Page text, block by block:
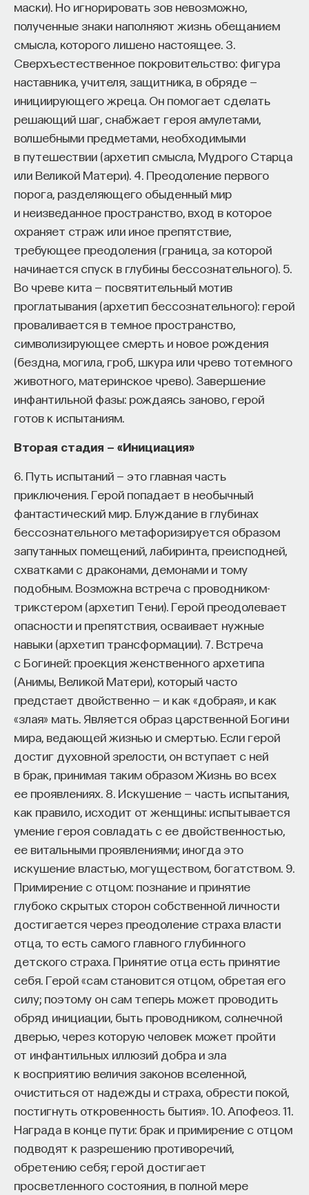
маски). Но игнорировать зов невозможно,
полученные знаки наполняют жизнь обещанием
смысла, которого лишено настоящее. 3.
Сверхъестественное покровительство: фигура
наставника, учителя, защитника, в обряде —
инициирующего жреца. Он помогает сделать
решающий шаг, снабжает героя амулетами,
волшебными предметами, необходимыми
в путешествии (архетип смысла, Мудрого Старца
или Великой Матери). 4. Преодоление первого
порога, разделяющего обыденный мир
и неизведанное пространство, вход в которое
охраняет страж или иное препятствие,
требующее преодоления (граница, за которой
начинается спуск в глубины бессознательного). 5.
Во чреве кита — посвятительный мотив
проглатывания (архетип бессознательного): герой
проваливается в темное пространство,
символизирующее смерть и новое рождения
(бездна, могила, гроб, шкура или чрево тотемного
животного, материнское чрево). Завершение
инфантильной фазы: рождаясь заново, герой
готов к испытаниям.
Вторая стадия — «Инициация»
6. Путь испытаний — это главная часть
приключения. Герой попадает в необычный
фантастический мир. Блуждание в глубинах
бессознательного метафоризируется образом
запутанных помещений, лабиринта, преисподней,
схватками с драконами, демонами и тому
подобным. Возможна встреча с проводником-
трикстером (архетип Тени). Герой преодолевает
опасности и препятствия, осваивает нужные
навыки (архетип трансформации). 7. Встреча
с Богиней: проекция женственного архетипа
(Анимы, Великой Матери), который часто
предстает двойственно — и как «добрая», и как
«злая» мать. Является образ царственной Богини
мира, ведающей жизнью и смертью. Если герой
достиг духовной зрелости, он вступает с ней
в брак, принимая таким образом Жизнь во всех
ее проявлениях. 8. Искушение — часть испытания,
как правило, исходит от женщины: испытывается
умение героя совладать с ее двойственностью,
ее витальными проявлениями; иногда это
искушение властью, могуществом, богатством. 9.
Примирение с отцом: познание и принятие
глубоко скрытых сторон собственной личности
достигается через преодоление страха власти
отца, то есть самого главного глубинного
детского страха. Принятие отца есть принятие
себя. Герой «сам становится отцом, обретая его
силу; поэтому он сам теперь может проводить
обряд инициации, быть проводником, солнечной
дверью, через которую человек может пройти
от инфантильных иллюзий добра и зла
к восприятию величия законов вселенной,
очиститься от надежды и страха, обрести покой,
постигнуть откровенность бытия». 10. Апофеоз. 11.
Награда в конце пути: брак и примирение с отцом
подводят к разрешению противоречий,
обретению себя; герой достигает
просветленного состояния, в полной мере